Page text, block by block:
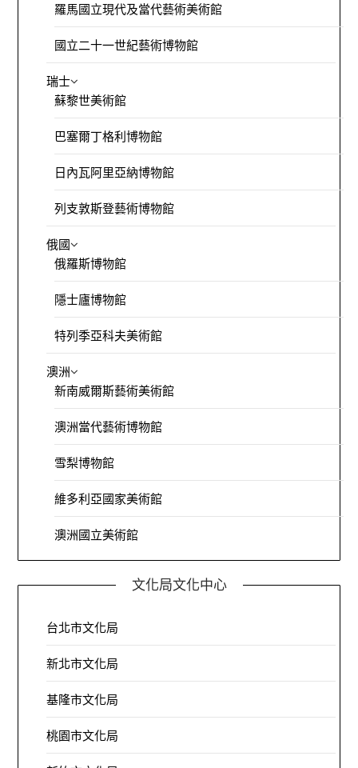
羅馬國立現代及當代藝術美術館
國立二十一世紀藝術博物館
瑞士
蘇黎世美術館
巴塞爾丁格利博物館
日內瓦阿里亞納博物館
列支敦斯登藝術博物館
俄國
俄羅斯博物館
隱士廬博物館
特列季亞科夫美術館
澳洲
新南威爾斯藝術美術館
澳洲當代藝術博物館
雪梨博物館
維多利亞國家美術館
澳洲國立美術館
文化局文化中心
台北市文化局
新北市文化局
基隆市文化局
桃園市文化局